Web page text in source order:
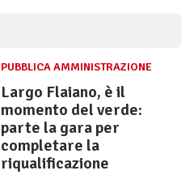
PUBBLICA AMMINISTRAZIONE
Largo Flaiano, è il
momento del verde:
parte la gara per
completare la
riqualificazione